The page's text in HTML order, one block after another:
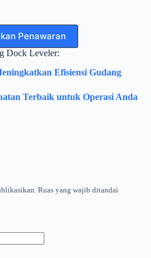
Penawaran
Dock Leveler:
Efisiensi Gudang
Terbaik untuk Operasi Anda
Ruas yang wajib ditandai